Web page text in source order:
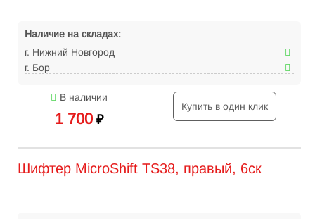
Наличие на складах:
г. Нижний Новгород
г. Бор
В наличии
1 700 ₽
Купить в один клик
Шифтер MicroShift TS38, правый, 6ск